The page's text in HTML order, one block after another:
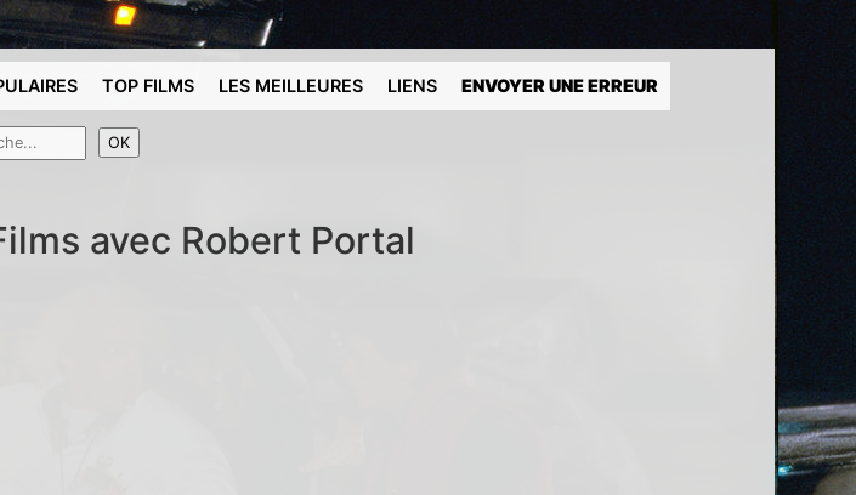
TOP FILMS LES MEILLEURES LIENS ENVOYER UNE ERREUR
avec Robert Portal